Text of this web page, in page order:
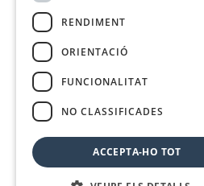
Amb el suport de
RENDIMENT
ORIENTACIÓ
FUNCIONALITAT
NO CLASSIFICADES
ACCEPTA-HO TOT